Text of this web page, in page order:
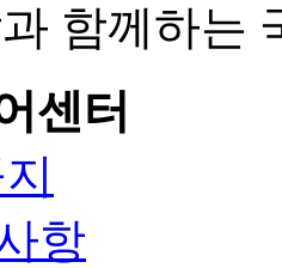
함께하는
센터
항